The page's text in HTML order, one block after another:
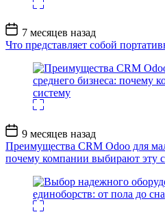
Дата
записи
7 месяцев назад
Что представляет собой
Дата
записи
9 месяцев назад
Преимущества CRM Odoo для
почему компании выбирают эту